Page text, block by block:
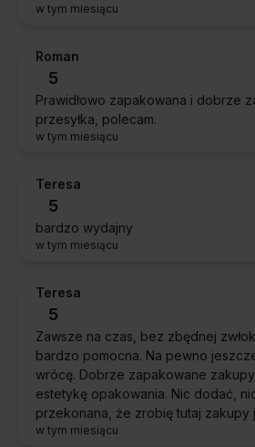
w tym miesiącu
Roman
5
Prawidłowo zapakowana i dobrze
przesyłka, polecam.
w tym miesiącu
Teresa
5
bardzo wydajny
w tym miesiącu
Teresa
5
Zawsze na czas, bez zbędnej
bardzo pomocna. Na pewno
wrócę. Dobrze zapakowane
estetykę opakowania. Nic dodać,
przekonana, że zrobię tutaj zakupy
w tym miesiącu